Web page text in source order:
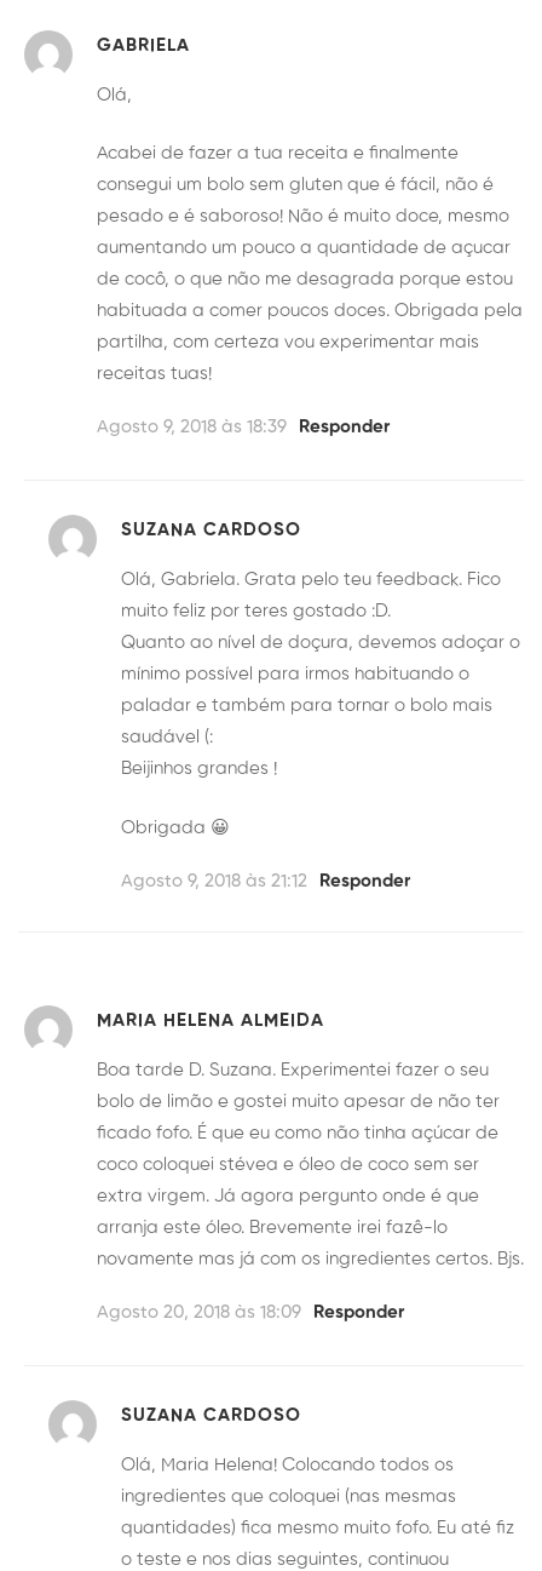
GABRIELA
Olá,
Acabei de fazer a tua receita e finalmente
consegui um bolo sem gluten que é fácil, não é
pesado e é saboroso! Não é muito doce, mesmo
aumentando um pouco a quantidade de açucar
de cocô, o que não me desagrada porque estou
habituada a comer poucos doces. Obrigada pela
partilha, com certeza vou experimentar mais
receitas tuas!
Agosto 9, 2018 às 18:39 Responder
SUZANA CARDOSO
Olá, Gabriela. Grata pelo teu feedback. Fico
muito feliz por teres gostado :D.
Quanto ao nível de doçura, devemos adoçar o
mínimo possível para irmos habituando o
paladar e também para tornar o bolo mais
saudável (:
Beijinhos grandes !
Obrigada 😀
Agosto 9, 2018 às 21:12 Responder
MARIA HELENA ALMEIDA
Boa tarde D. Suzana. Experimentei fazer o seu
bolo de limão e gostei muito apesar de não ter
ficado fofo. É que eu como não tinha açúcar de
coco coloquei stévea e óleo de coco sem ser
extra virgem. Já agora pergunto onde é que
arranja este óleo. Brevemente irei fazê-lo
novamente mas já com os ingredientes certos. Bjs.
Agosto 20, 2018 às 18:09 Responder
SUZANA CARDOSO
Olá, Maria Helena! Colocando todos os
ingredientes que coloquei (nas mesmas
quantidades) fica mesmo muito fofo. Eu até fiz
o teste e nos dias seguintes, continuou